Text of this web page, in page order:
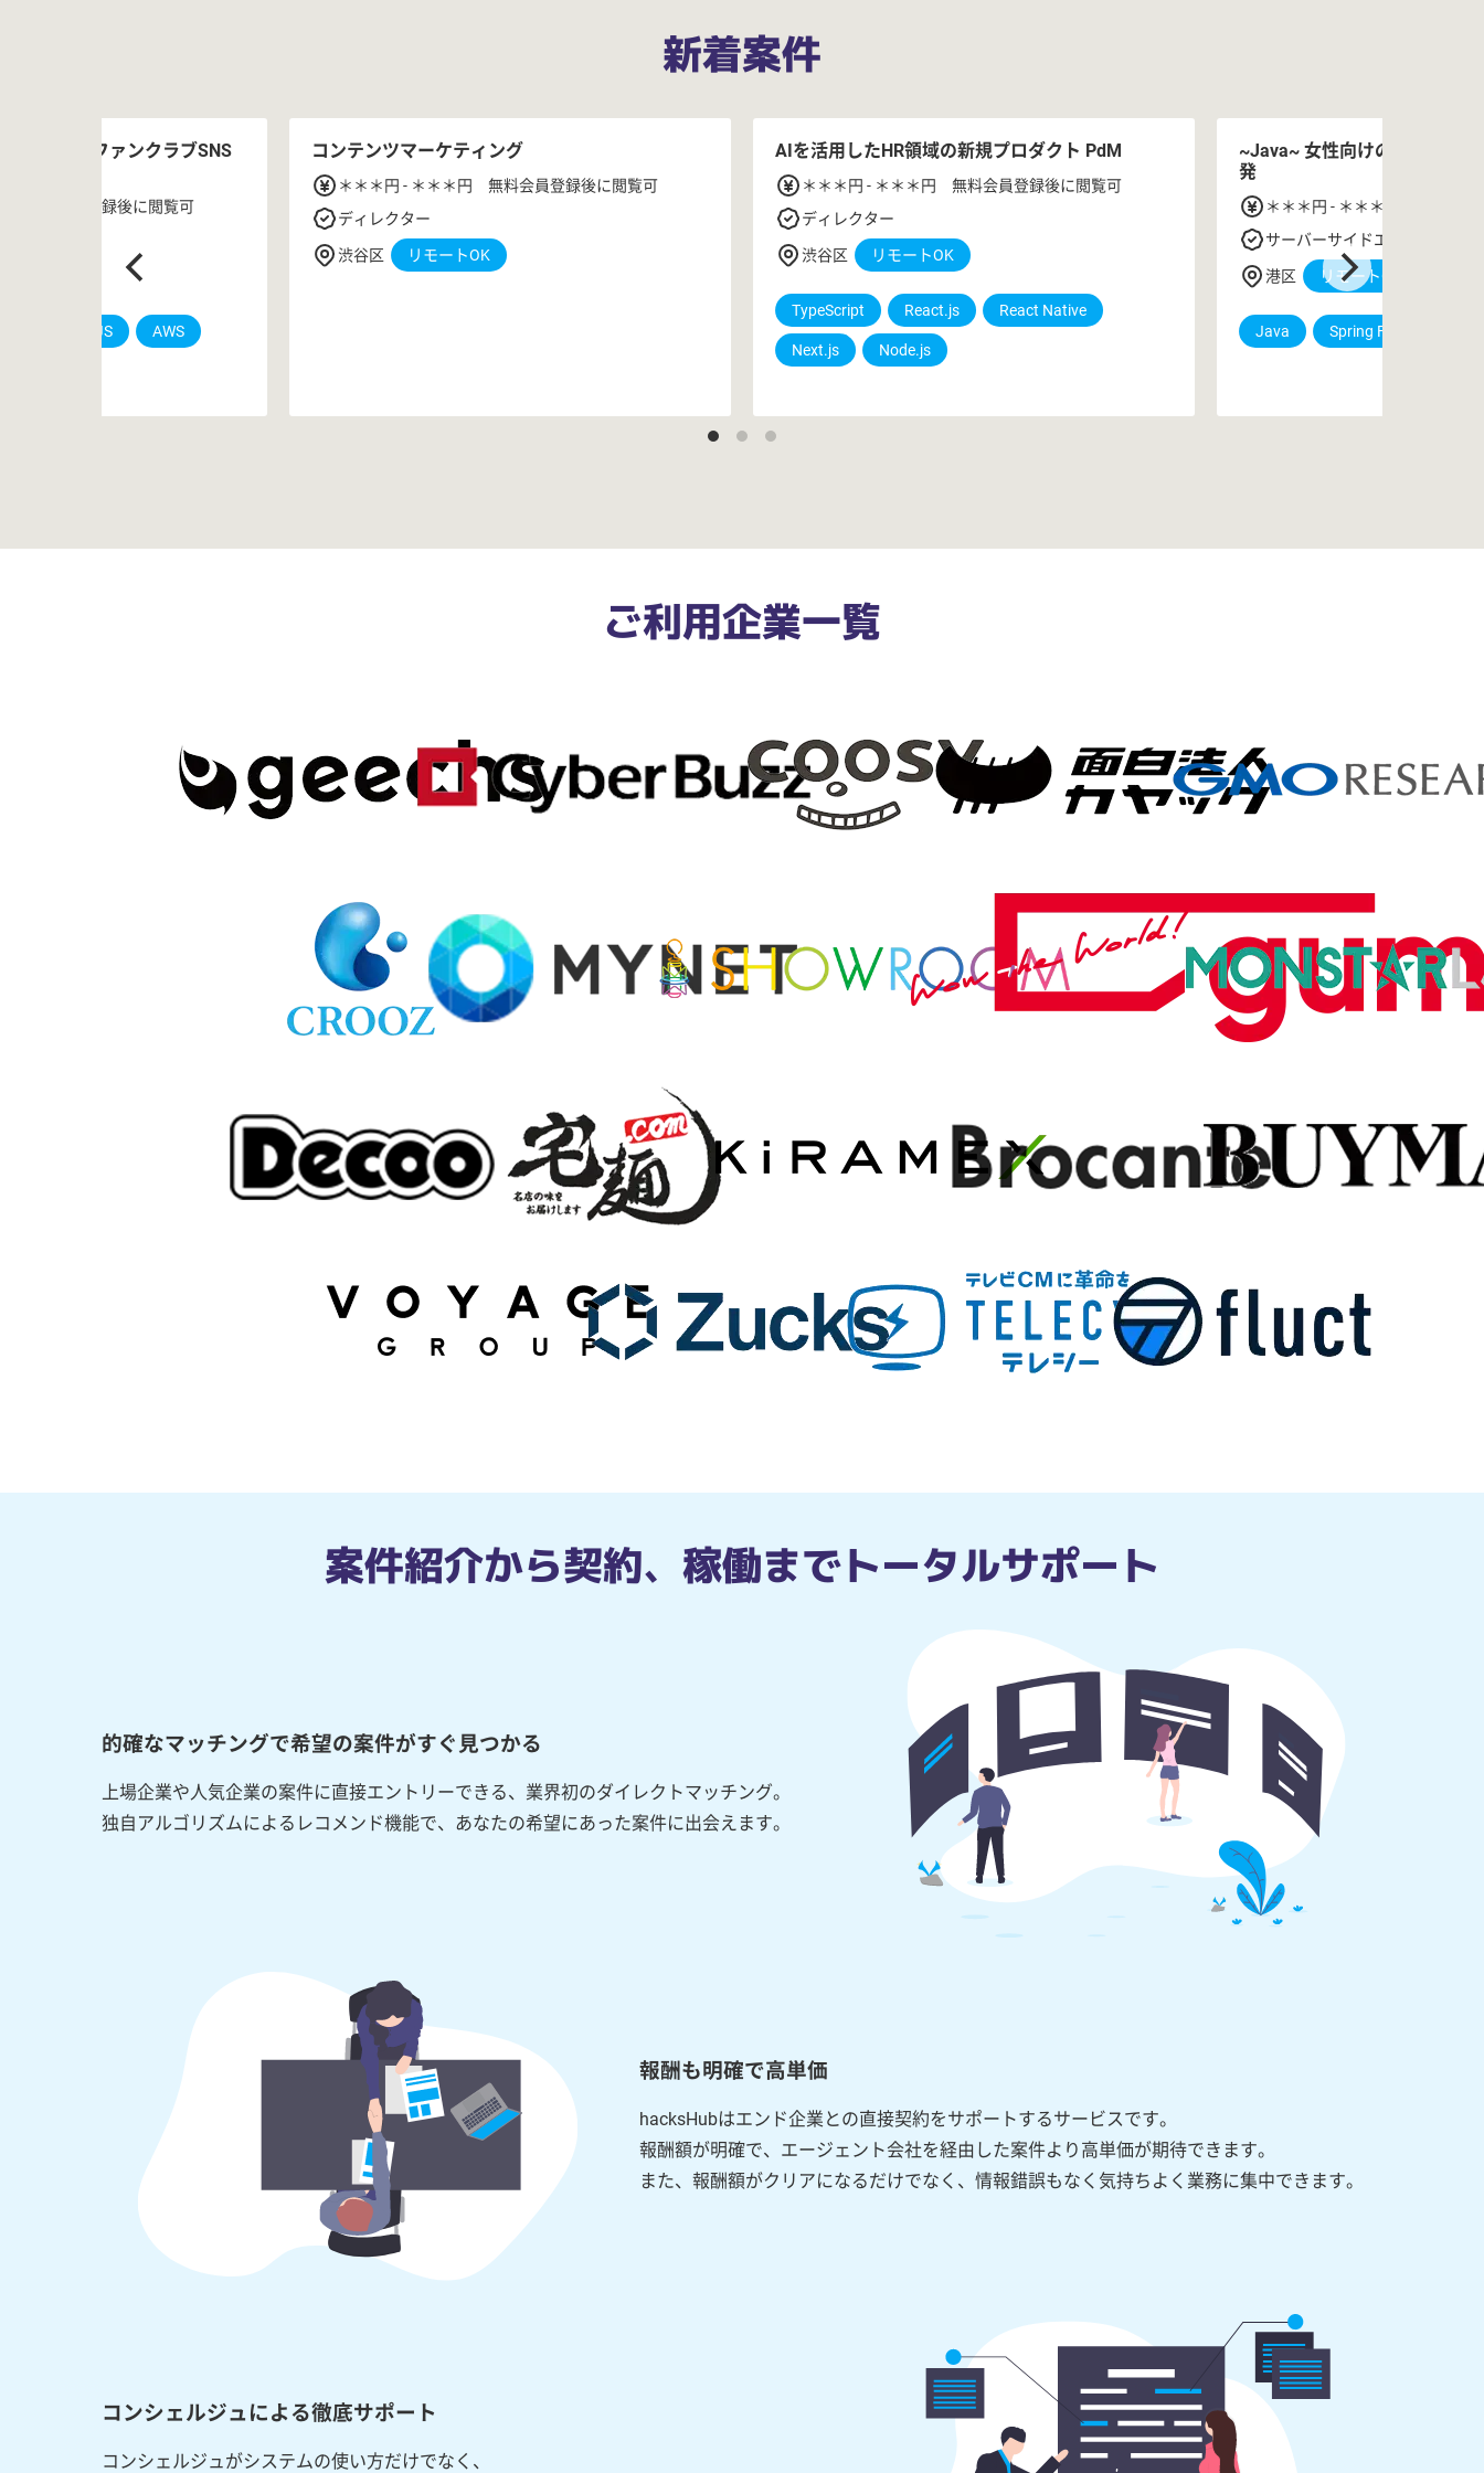
新着案件
コンテンツマーケティング
＊＊＊円 - ＊＊＊円 無料会員登録後に閲覧可
ディレクター
渋谷区 リモートOK
AIを活用したHR領域の新規プロダクト PdM
＊＊＊円 - ＊＊＊円 無料会員登録後に閲覧可
ディレクター
渋谷区 リモートOK
TypeScript React.js React Native
Next.js Node.js
~Java~ 女性向けのパズル
発
＊＊＊円 - ＊＊＊円 無料会員
サーバーサイドエンジニア
港区 リモートOK
Java Spring Framework
内No.1のファンクラブSNS
無料会員登録後に閲覧可
AngularJS AWS
ご利用企業一覧
案件紹介から契約、稼働までトータルサポート
的確なマッチングで希望の案件がすぐ見つかる
上場企業や人気企業の案件に直接エントリーできる、業界初のダイレクトマッチング。
独自アルゴリズムによるレコメンド機能で、あなたの希望にあった案件に出会えます。
報酬も明確で高単価
hacksHubはエンド企業との直接契約をサポートするサービスです。
報酬額が明確で、エージェント会社を経由した案件より高単価が期待できます。
また、報酬額がクリアになるだけでなく、情報錯誤もなく気持ちよく業務に集中できます。
コンシェルジュによる徹底サポート
コンシェルジュがシステムの使い方だけでなく、